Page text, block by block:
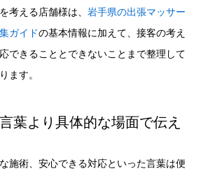
考える店舗様は、 岩手県の出張マッサー
ガイドの基本情報に加えて、接客の考え
できることとできないことまで整理して
ます。
葉より具体的な場面で伝え
施術、安心できる対応といった言葉は便